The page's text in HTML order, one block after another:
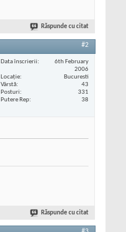
Răspunde cu citat
#2
Data înscrierii
6th February
2006
Locaţie
Bucuresti
Vârstă
43
Posturi
331
Putere Rep
38
Răspunde cu citat